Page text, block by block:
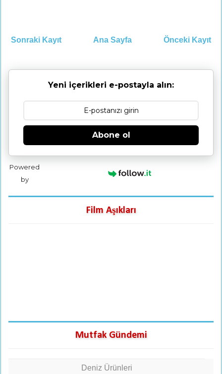
Sonraki Kayıt Önceki Kayıt
Ana Sayfa
Yeni içerikleri e-postayla alın:
Abone ol
Powered
by
Film Aşıkları
Mutfak Gündemi
Deniz Ürünleri